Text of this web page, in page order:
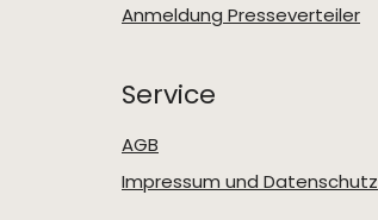
Anmeldung Presseverteiler
Service
AGB
Impressum und Datenschutz